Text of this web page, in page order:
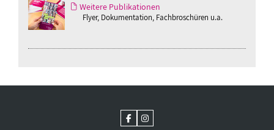
Weitere Publikationen
Flyer, Dokumentation, Fachbroschüren u.a.